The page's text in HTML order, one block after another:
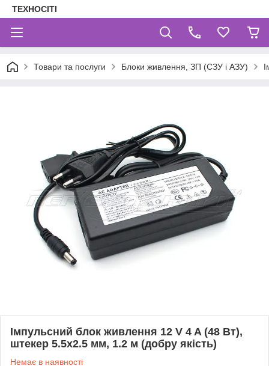
ТЕХНОСІТІ
Товари та послуги Блоки живлення, ЗП (СЗУ і АЗУ)
Імпульсний блок живлення 12 V 4 A (48 Вт),
штекер 5.5х2.5 мм, 1.2 м (добру якість)
Немає в наявності